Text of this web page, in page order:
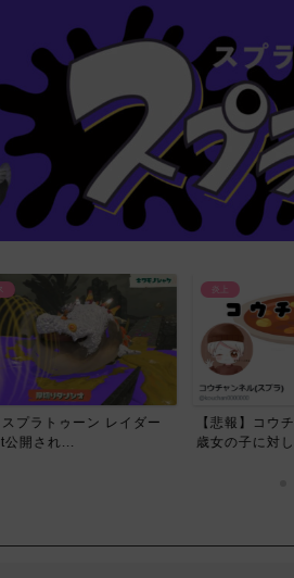
スプラトゥーン レイダー
開され...
炎上
【悲報】コウ
歳女の子に対